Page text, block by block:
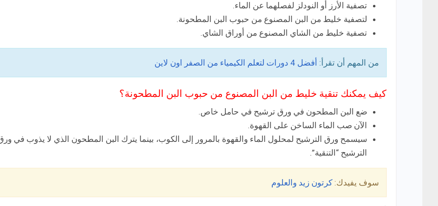
تصفية الأرز أو النودلز لفصلهما عن الماء.
لتصفية خليط من البن المصنوع من حبوب البن المطحونة.
تصفية خليط من الشاي المصنوع من أوراق الشاي.
من المهم أن تقرأ: أفضل 4 دورات لتعلم الكيمياء من الصفر اون لاين
كيف يمكنك تنقية خليط من البن المصنوع من حبوب البن المطحونة؟
ضع البن المطحون في ورق ترشيح في حامل خاص.
الآن صب الماء الساخن على القهوة.
سيسمح ورق الترشيح لمحلول الماء والقهوة بالمرور إلى الكوب، بينما يترك البن المطحون الذي لا يذوب في
الترشيح “التنقية”.
سوف يفيدك: كرتون زيد والعلوم